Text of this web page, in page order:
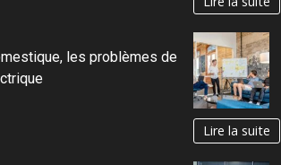
les problèmes de
Lire la suite